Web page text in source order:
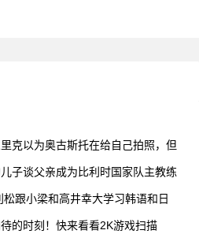
克以为奥古斯托在给自己拍照，但
子谈父亲成为比利时国家队主教练
跟小梁和高井幸大学习韩语和日
的时刻！快来看看2K游戏扫描